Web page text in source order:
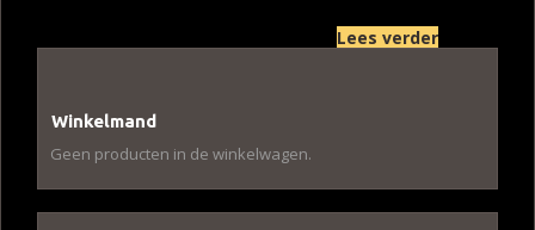
Lees verder
Winkelmand
Geen producten in de winkelwagen.